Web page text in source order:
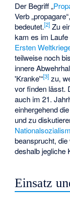
Der Begriff „
Verb
bedeutet.[2] Zu
kam es im Laufe
Ersten
teilweise noch
innere
'Kranke'“[3] zu,
vor finden lässt.
auch im 21.
einhergehend
und zu
beansprucht,
deshalb jegliche
Einsatz